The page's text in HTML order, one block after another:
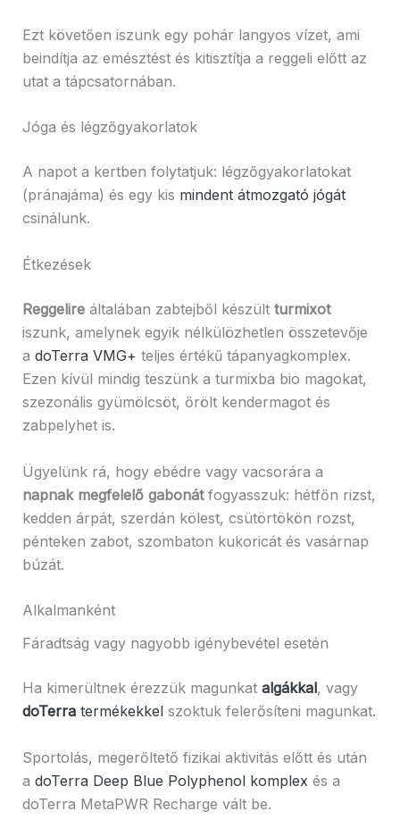
Ezt követően iszunk egy pohár langyos vízet, ami
beindítja az emésztést és kitisztítja a reggeli előtt az
utat a tápcsatornában.
Jóga és légzőgyakorlatok
A napot a kertben folytatjuk: légzőgyakorlatokat
(pránajáma) és egy kis mindent átmozgató jógát
csinálunk.
Étkezések
Reggelireáltalában zabtejből készült turmixot
iszunk, amelynek egyik nélkülözhetlen összetevője
a doTerra VMG+ teljes értékű tápanyagkomplex.
Ezen kívül mindig teszünk a turmixba bio magokat,
szezonális gyümölcsöt, őrölt kendermagot és
zabpelyhet is.
Ügyelünk rá, hogy ebédre vagy vacsorára a
napnak megfelelő gabonátfogyasszuk: hétfőn rizst,
kedden árpát, szerdán kölest, csütörtökön rozst,
pénteken zabot, szombaton kukoricát és vasárnap
búzát.
Alkalmanként
Fáradtság vagy nagyobb igénybevétel esetén
Ha kimerültnek érezzük magunkat algákkal, vagy
doTerratermékekkelszoktuk felerősíteni magunkat.
Sportolás, megerőltető fizikai aktivitás előtt és után
a doTerra Deep Blue Polyphenol komplex és a
doTerra MetaPWR Recharge vált be.